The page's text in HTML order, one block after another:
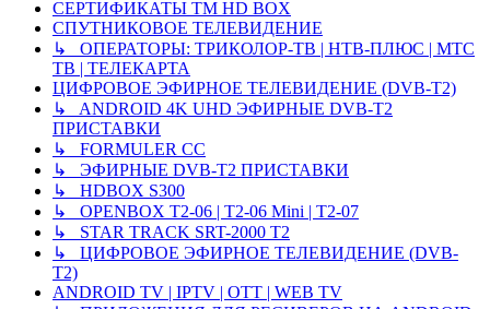
СЕРТИФИКАТЫ TM HD BOX
СПУТНИКОВОЕ ТЕЛЕВИДЕНИЕ
↳ ОПЕРАТОРЫ: ТРИКОЛОР-ТВ | НТВ-ПЛЮС | МТС
ТВ | ТЕЛЕКАРТА
ЦИФРОВОЕ ЭФИРНОЕ ТЕЛЕВИДЕНИЕ (DVB-T2)
↳ ANDROID 4K UHD ЭФИРНЫЕ DVB-T2
ПРИСТАВКИ
↳ FORMULER CC
↳ ЭФИРНЫЕ DVB-T2 ПРИСТАВКИ
↳ HDBOX S300
↳ OPENBOX T2-06 | T2-06 Mini | T2-07
↳ STAR TRACK SRT-2000 T2
↳ ЦИФРОВОЕ ЭФИРНОЕ ТЕЛЕВИДЕНИЕ (DVB-
T2)
ANDROID TV | IPTV | OTT | WEB TV